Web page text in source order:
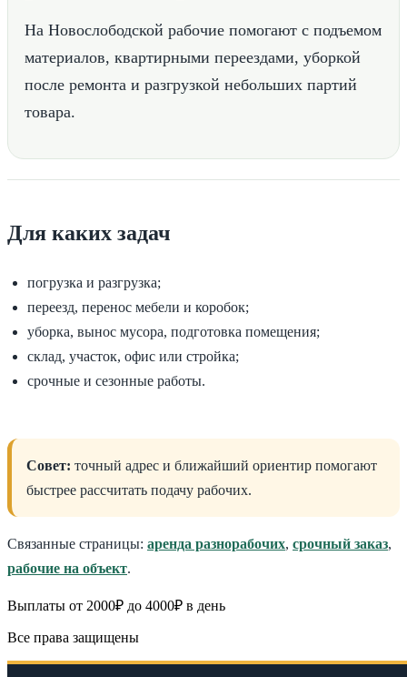
На Новослободской рабочие помогают с подъемом
материалов, квартирными переездами, уборкой
после ремонта и разгрузкой небольших партий
товара.
Для каких задач
погрузка и разгрузка;
переезд, перенос мебели и коробок;
уборка, вынос мусора, подготовка помещения;
склад, участок, офис или стройка;
срочные и сезонные работы.
Совет: точный адрес и ближайший ориентир помогают
быстрее рассчитать подачу рабочих.
Связанные страницы: аренда разнорабочих, срочный заказ,
рабочие на объект.
Выплаты от 2000₽ до 4000₽ в день
Все права защищены